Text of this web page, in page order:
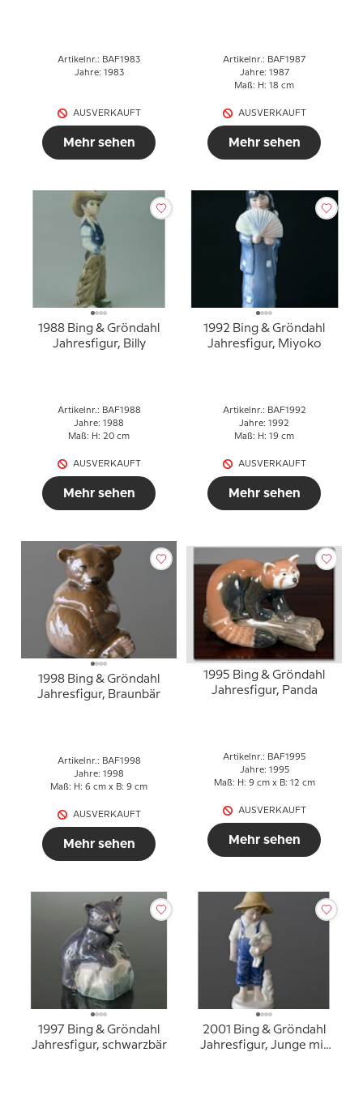
Artikelnr.: BAF1983
Jahre: 1983
AUSVERKAUFT
Mehr sehen
Artikelnr.: BAF1987
Jahre: 1987
Maß: H: 18 cm
AUSVERKAUFT
Mehr sehen
1988 Bing & Gröndahl
Jahresfigur, Billy
Artikelnr.: BAF1988
Jahre: 1988
Maß: H: 20 cm
AUSVERKAUFT
Mehr sehen
1992 Bing & Gröndahl
Jahresfigur, Miyoko
Artikelnr.: BAF1992
Jahre: 1992
Maß: H: 19 cm
AUSVERKAUFT
Mehr sehen
1998 Bing & Gröndahl
Jahresfigur, Braunbär
Artikelnr.: BAF1998
Jahre: 1998
Maß: H: 6 cm x B: 9 cm
AUSVERKAUFT
Mehr sehen
1995 Bing & Gröndahl
Jahresfigur, Panda
Artikelnr.: BAF1995
Jahre: 1995
Maß: H: 9 cm x B: 12 cm
AUSVERKAUFT
Mehr sehen
1997 Bing & Gröndahl
Jahresfigur, schwarzbär
2001 Bing & Gröndahl
Jahresfigur, Junge mit